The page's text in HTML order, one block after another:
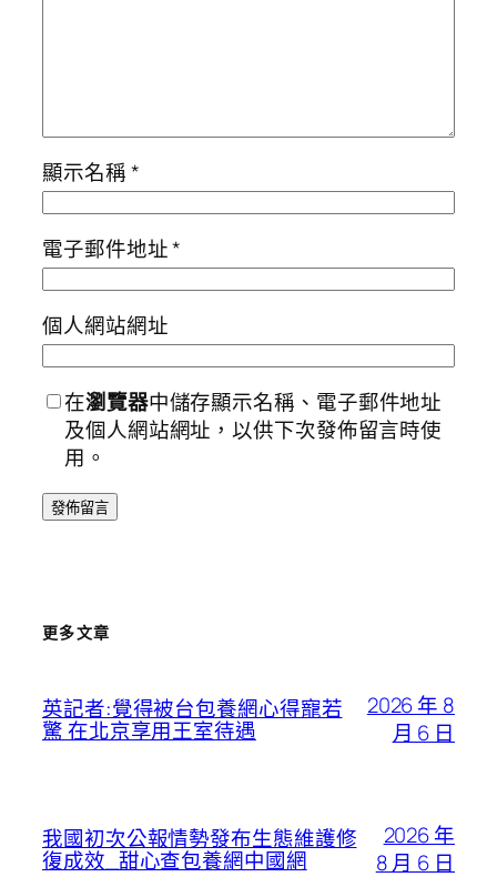
顯示名稱*
電子郵件地址*
個人網站網址
在瀏覽器中儲存顯示名稱、電子郵件地址
及個人網站網址，以供下次發佈留言時使
用。
更多文章
英記者:覺得被台包養網心得寵若
驚 在北京享用王室待遇
2026 年 8
月 6 日
我國初次公報情勢發布生態維護修
復成效_甜心查包養網中國網
2026 年
8 月 6 日